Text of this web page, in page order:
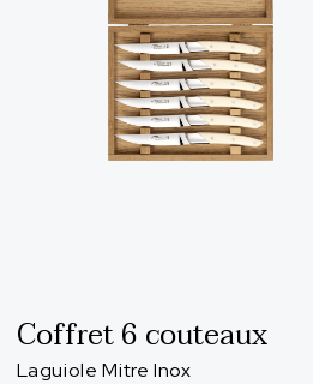
Coffret 6 couteaux
Laguiole Mitre Inox